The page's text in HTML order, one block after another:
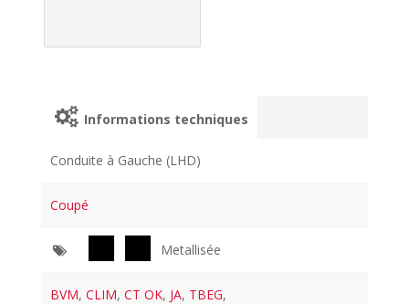
Informations techniques
Conduite à Gauche (LHD)
Coupé
Metallisée
BVM,CLIM,CT OK, JA, TBEG,